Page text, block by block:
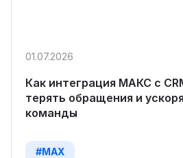
#MAX
01.07.2026
Как интеграция МАКС с
терять обращения и
команды